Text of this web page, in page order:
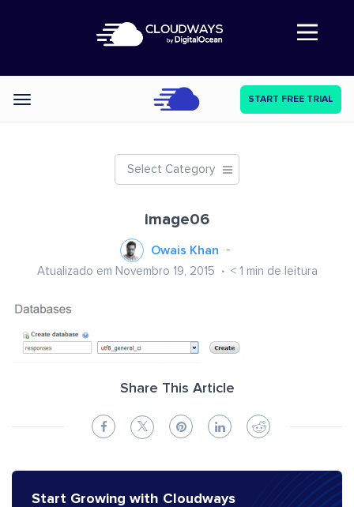
Abre a navegação
Categories START FREE TRIAL
Select Category
image06
Owais Khan
Atualizado em Novembro 19, 2015 < 1 min de leitura
Share This Article
Start Growing with Cloudways